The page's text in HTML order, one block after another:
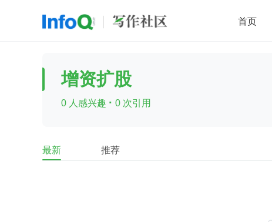
首页
前端 AI
查看更多
增资扩股
0 人感兴趣 · 0 次引用
最新 推荐